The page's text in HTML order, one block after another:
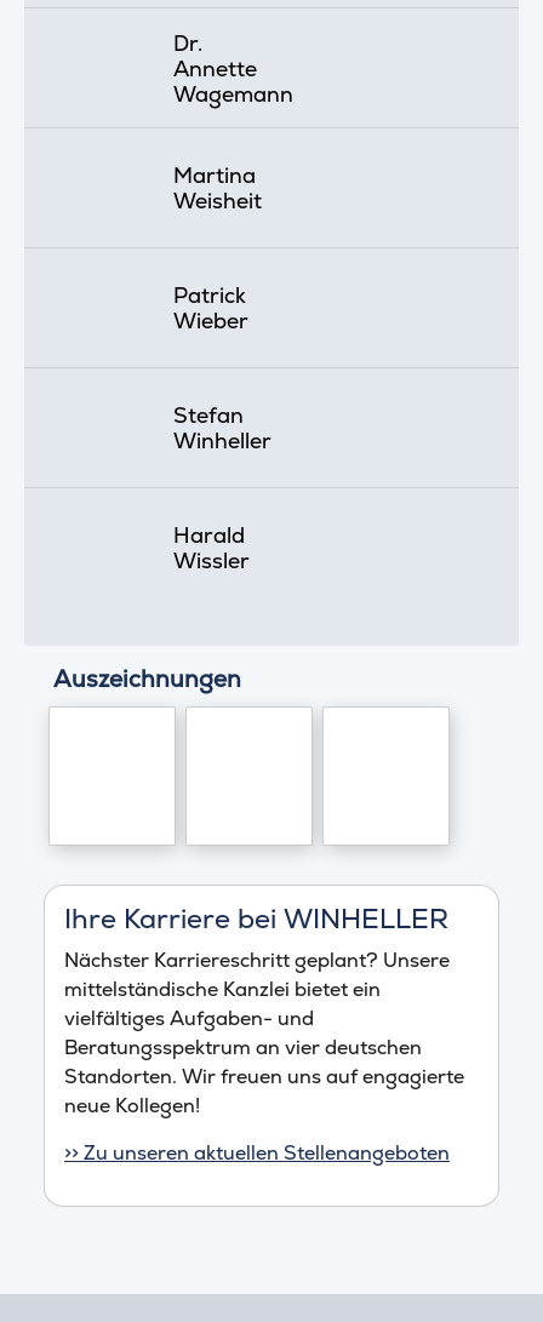
Dr.
Annette
Wagemann
Martina
Weisheit
Patrick
Wieber
Stefan
Winheller
Harald
Wissler
Auszeichnungen
Ihre Karriere bei WINHELLER
Nächster Karriereschritt geplant? Unsere
mittelständische Kanzlei bietet ein
vielfältiges Aufgaben- und
Beratungsspektrum an vier deutschen
Standorten. Wir freuen uns auf engagierte
neue Kollegen!
>> Zu unseren aktuellen Stellenangeboten